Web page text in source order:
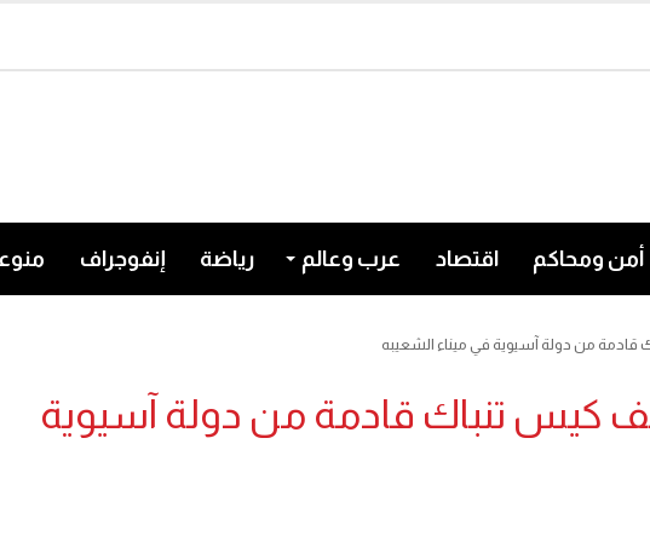
أمن ومحاكم اقتصاد عرب وعالم رياضة إنفوجراف
ضبط 291 ا?لف كيس تنباك قادمة من دولة آسيوية